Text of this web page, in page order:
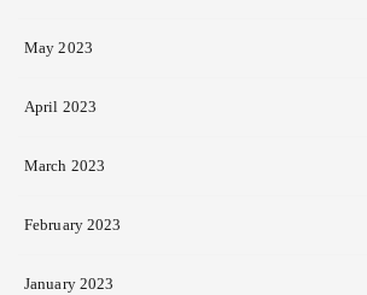
May 2023
April 2023
March 2023
February 2023
January 2023